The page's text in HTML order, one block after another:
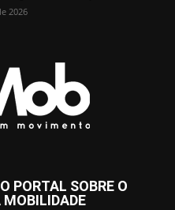
2026
PORTAL SOBRE O
MOBILIDADE